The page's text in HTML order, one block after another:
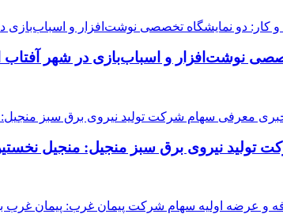
نوشت‌افزار و اسباب‌بازی در شهر آفتاب
نیروی برق سبز منجیل: منجیل